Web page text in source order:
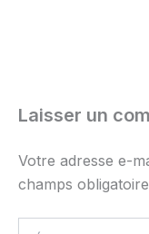
Laisser un
Votre adresse e-
champs